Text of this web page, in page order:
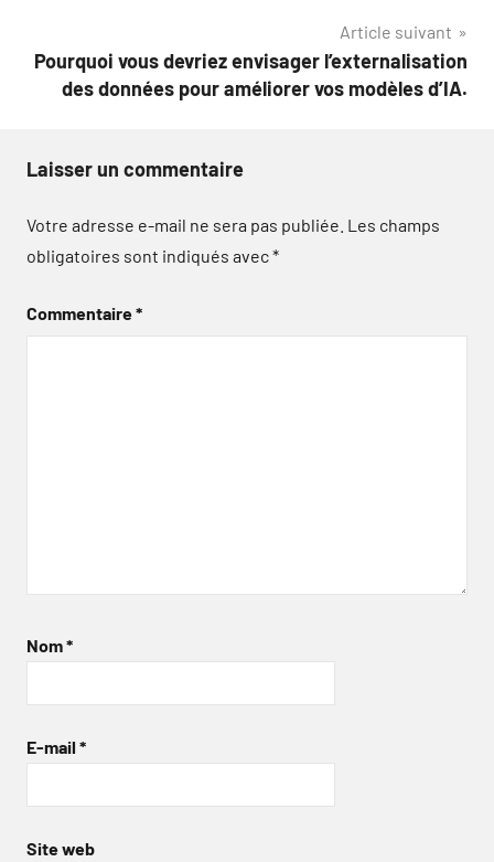
Article suivant
Pourquoi vous devriez envisager l’externalisation
des données pour améliorer vos modèles d’IA.
Laisser un commentaire
Votre adresse e-mail ne sera pas publiée. Les champs
obligatoires sont indiqués avec*
Commentaire*
Nom*
E-mail *
Site web